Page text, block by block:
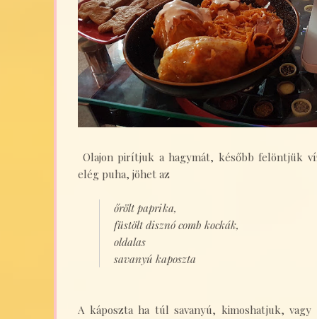
Olajon pirítjuk a hagymát, később felöntjük
elég puha, jöhet az
őrölt paprika,
füstölt disznó comb kockák,
oldalas
savanyú kaposzta
A káposzta ha túl savanyú, kimoshatjuk,